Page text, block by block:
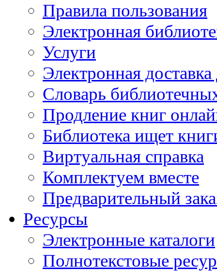
Правила пользования
Электронная
Услуги
Электронная
Словарь
Продление книг
Библиотека ищет
Виртуальная справка
Комплектуем вместе
Предварительный
Ресурсы
Электронные каталоги
Полнотекстовые